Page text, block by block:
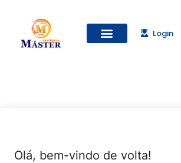
Login
Olá, bem-vindo de volta!